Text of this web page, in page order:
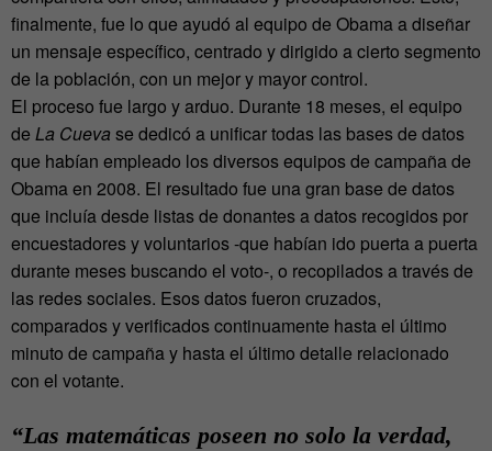
finalmente, fue lo que ayudó al equipo de Obama a diseñar
un mensaje específico, centrado y dirigido a cierto segmento
de la población, con un mejor y mayor control.
El proceso fue largo y arduo. Durante 18 meses, el equipo
de La Cueva se dedicó a unificar todas las bases de datos
que habían empleado los diversos equipos de campaña de
Obama en 2008. El resultado fue una gran base de datos
que incluía desde listas de donantes a datos recogidos por
encuestadores y voluntarios -que habían ido puerta a puerta
durante meses buscando el voto-, o recopilados a través de
las redes sociales. Esos datos fueron cruzados,
comparados y verificados continuamente hasta el último
minuto de campaña y hasta el último detalle relacionado
con el votante.
“Las matemáticas poseen no solo la verdad,